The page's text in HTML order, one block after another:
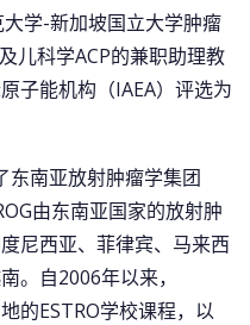
学-新加坡国立大学肿瘤
儿科学ACP的兼职助理教
子能机构（IAEA）评选为
东南亚放射肿瘤学集团
由东南亚国家的放射肿
尼西亚、菲律宾、马来西
。自2006年以来，
的ESTRO学校课程，以